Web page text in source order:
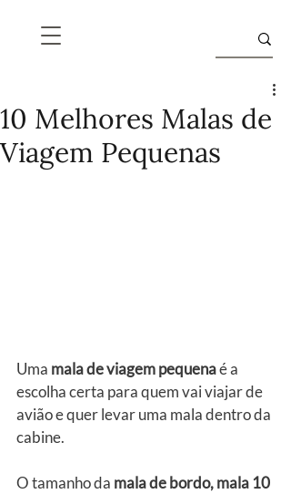
10 Melhores Malas de
Viagem Pequenas
Uma mala de viagem pequena é a
escolha certa para quem vai viajar de
avião e quer levar uma mala dentro da
cabine.
O tamanho da mala de bordo, mala 10